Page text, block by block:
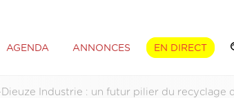
AGENDA ANNONCES EN DIRECT
Dieuze Industrie : un futur pilier du recyclage